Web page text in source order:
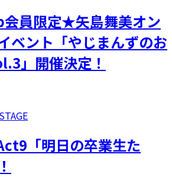
員限定★矢島舞美オン
ベント「やじまんずのお
」開催決定！
STAGE
「明日の卒業生た